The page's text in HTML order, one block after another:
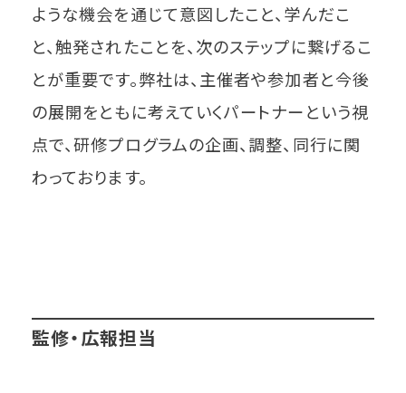
ような機会を通じて意図したこと、学んだこ
と、触発されたことを、次のステップに繋げるこ
とが重要です。弊社は、主催者や参加者と今後
の展開をともに考えていくパートナーという視
点で、研修プログラムの企画、調整、同行に関
わっております。
監修・広報担当